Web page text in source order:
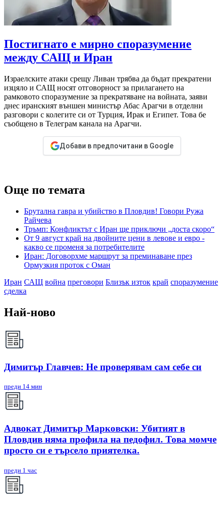
Постигнато е мирно споразумение
между САЩ и Иран
Израелските атаки срещу Ливан трябва да бъдат прекратени
изцяло и САЩ носят отговорност за прилагането на
рамковото споразумение за прекратяване на войната, заяви
днес иранският външен министър Абас Арагчи в отделни
разговори с колегите си от Турция, Ирак и Египет. Това бе
съобщено в Телеграм канала на Арагчи.
Добави в предпочитани в Google
Още по темата
Брутална гавра и убийство в Пловдив! Говори Ружа
Райчева
Тръмп: Конфликтът с Иран ще приключи „доста скоро“
От 9 август край на двойните цени в левове и евро -
какво се променя за потребителите
Иран: Договорхме маршрут за преминаване през
Ормузкия проток с Оман
Иран САЩ война преговори Близък изток край споразумение
сделка
Най-ново
Димитър Главчев: Не проверявам сам себе си
преди 14 мин
Адвокат Димитър Марковски: Убитият в
Пловдив няма профила на педофил. Това момче
просто си е търсело приятелка.
преди 1 час